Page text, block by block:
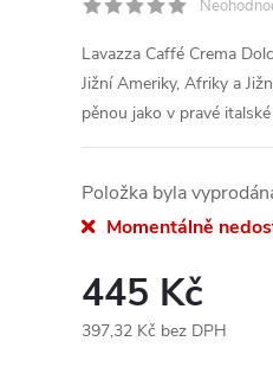
Lavazza Caffé Crema
Jižní Ameriky, Afriky a
pěnou jako v pravé
Položka byla
Momentálně
445 Kč
397,32 Kč bez DPH